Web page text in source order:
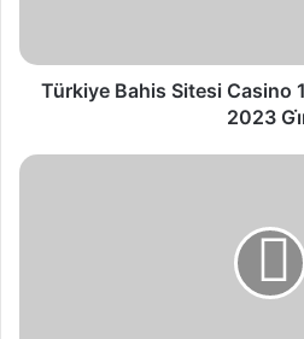
Türkiye Bahis Sitesi Casino
2023